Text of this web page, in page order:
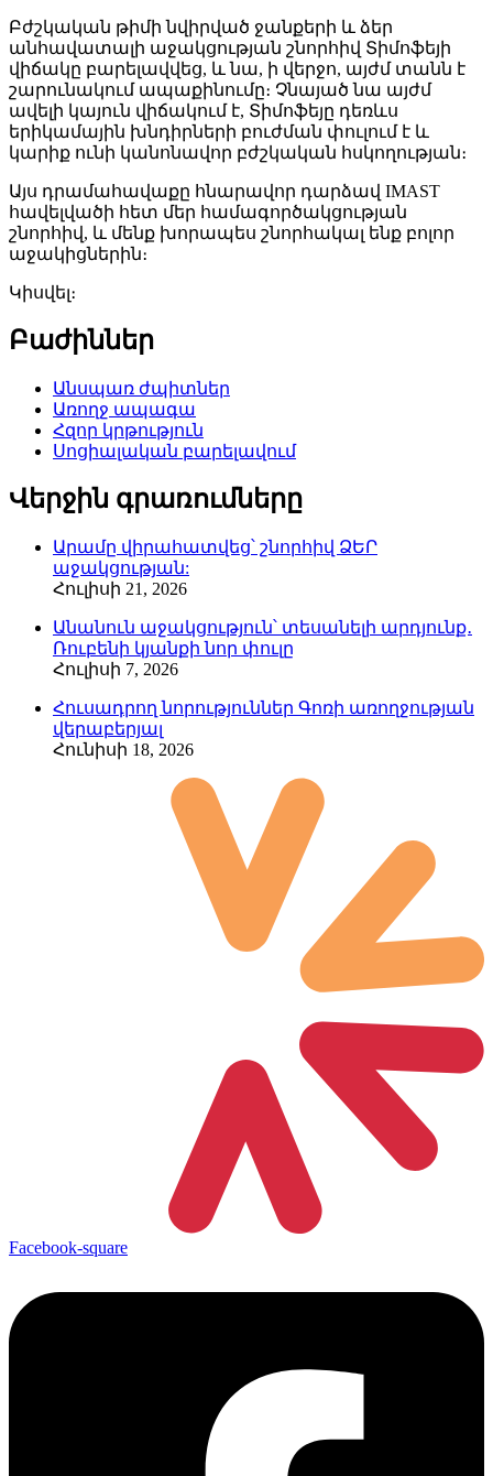
Բժշկական թիմի նվիրված ջանքերի և ձեր
անհավատալի աջակցության շնորհիվ Տիմոֆեյի
վիճակը բարելավվեց, և նա, ի վերջո, այժմ տանն է
շարունակում ապաքինումը։ Չնայած նա այժմ
ավելի կայուն վիճակում է, Տիմոֆեյը դեռևս
երիկամային խնդիրների բուժման փուլում է և
կարիք ունի կանոնավոր բժշկական հսկողության։
Այս դրամահավաքը հնարավոր դարձավ IMAST
հավելվածի հետ մեր համագործակցության
շնորհիվ, և մենք խորապես շնորհակալ ենք բոլոր
աջակիցներին։
Կիսվել։
Բաժիններ
Անսպառ ժպիտներ
Առողջ ապագա
Հզոր կրթություն
Սոցիալական բարելավում
Վերջին գրառումները
Արամը վիրահատվեց՝ շնորհիվ ՁԵՐ
աջակցության:
Հուլիսի 21, 2026
Անանուն աջակցություն՝ տեսանելի արդյունք․
Ռուբենի կյանքի նոր փուլը
Հուլիսի 7, 2026
Հուսադրող նորություններ Գոռի առողջության
վերաբերյալ
Հունիսի 18, 2026
Facebook-square